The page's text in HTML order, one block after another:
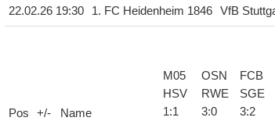
22.02.26 19:30 1. FC Heidenheim 1846 VfB
Pos +/- Name
M05
HSV
1:1
OSN
RWE
3:0
FCB
SGE
3:2